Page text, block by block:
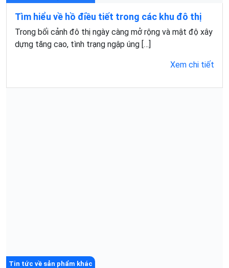
Tìm hiểu về hồ điều tiết trong các khu đô thị
Trong bối cảnh đô thị ngày càng mở rộng và mật độ xây
dựng tăng cao, tình trạng ngập úng […]
Xem chi tiết
Tin tức về sản phẩm khác